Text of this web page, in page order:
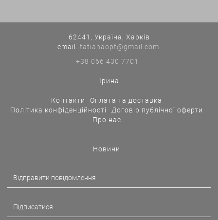
62441, Україна, Харків
еmail: tatianaopt@gmail.com
+38 066 430 7701
Ірина
Контакти
Оплата та доставка
Політика конфіденційності
Договір публічної оферти
Про нас
Новини